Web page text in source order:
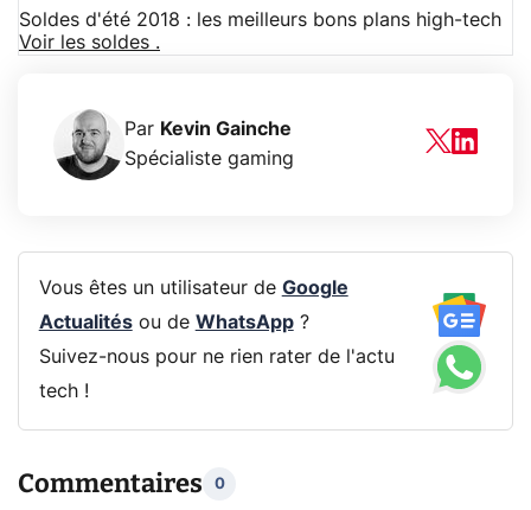
Soldes d'été 2018 : les meilleurs bons plans high-tech
Voir les soldes .
Par Kevin Gainche
Spécialiste gaming
Vous êtes un utilisateur de Google
Actualitésou de WhatsApp?
Suivez-nous pour ne rien rater de l'actu
tech !
Commentaires 0